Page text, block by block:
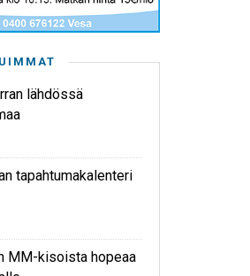
lähdössä
tapahtumakalenteri
MM-kisoista hopeaa